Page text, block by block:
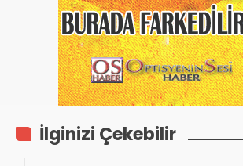
İlginizi Çekebilir